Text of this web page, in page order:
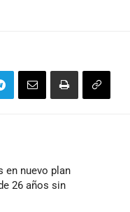
en nuevo plan
26 años sin